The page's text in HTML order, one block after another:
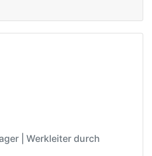
| Werkleiter durch